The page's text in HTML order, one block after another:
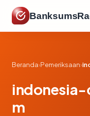
Beranda›Pemeriksaan›
m